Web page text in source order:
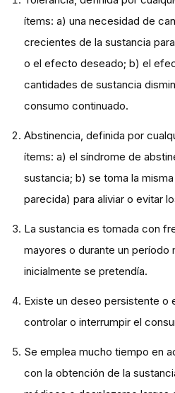
ítems: a) una necesidad de
crecientes de la sustancia
o el efecto deseado; b) el
cantidades de sustancia
consumo continuado.
Abstinencia, definida por
ítems: a) el síndrome de
sustancia; b) se toma la
parecida) para aliviar o evitar
La sustancia es tomada con
mayores o durante un período
inicialmente se pretendía.
Existe un deseo persistente
controlar o interrumpir el
Se emplea mucho tiempo en
con la obtención de la